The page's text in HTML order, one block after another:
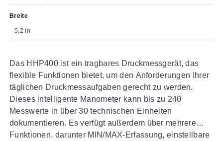
Breite
5.2 in
Das HHP400 ist ein tragbares Druckmessgerät, das
flexible Funktionen bietet, um den Anforderungen Ihrer
täglichen Druckmessaufgaben gerecht zu werden.
Dieses intelligente Manometer kann bis zu 240
Messwerte in über 30 technischen Einheiten
dokumentieren. Es verfügt außerdem über mehrere
Funktionen, darunter MIN/MAX-Erfassung, einstellbare